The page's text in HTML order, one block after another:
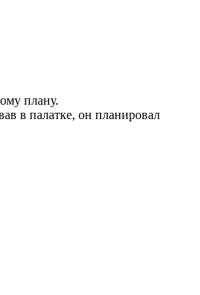
плану.
в палатке, он планировал